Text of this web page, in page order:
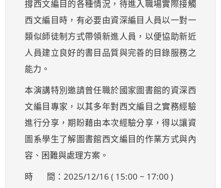
撐西文編目的各種情況，待進入職場實際接觸
西文編目時，有必要由資深編目人員以一對一
類似師徒制方式帶領新進人員，以便協助新近
人員建立良好的書目品質與完善的目錄服務之
能力。
本演講特別邀請曾任職於國家圖書館的資深西
文編目專家，以其多年對西文編目之實務經驗
進行分享，期盼藉由本次經驗分享，得以讓資
圖系學生了解圖書館西文編目的作業方式與內
容、困難與處理方案。
時 間：2025/12/16 ( 15:00 ~ 17:00 )